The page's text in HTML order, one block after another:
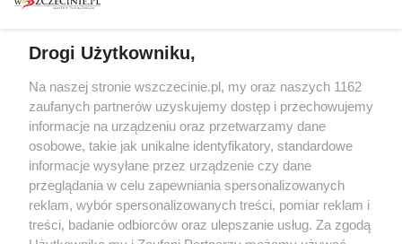
Spacery i oprowadzania
targi
Wernisaże
Więcej
Specjalny koncert z okazji
20. urodzin portalu
wSzczecinie.pl
Regulamin konkursów
śniadaniówka "Hej
Szczecin! Jest piątek!"
Drogi Użytkowniku,
Na naszej stronie wszczecinie.pl, my oraz naszych 1162
zaufanych partnerów uzyskujemy dostęp i przechowujemy
informacje na urządzeniu oraz przetwarzamy dane
osobowe, takie jak unikalne identyfikatory, standardowe
informacje wysyłane przez urządzenie czy dane
przeglądania w celu zapewniania spersonalizowanych
reklam, wybór spersonalizowanych treści, pomiar reklam i
treści, badanie odbiorców oraz ulepszanie usług. Za zgodą